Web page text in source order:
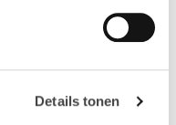
Details tonen